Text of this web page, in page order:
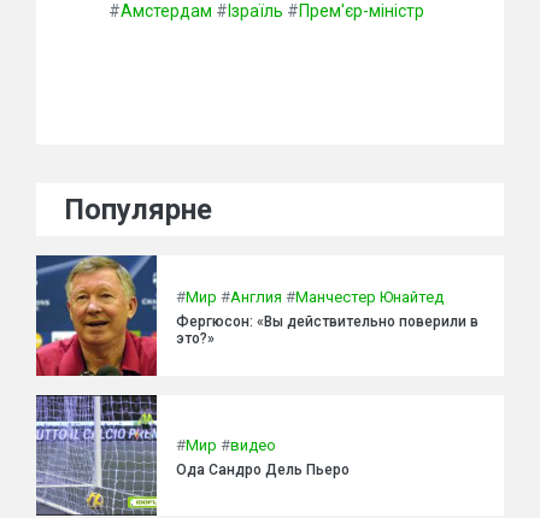
#Амстердам # Ізраїль #Прем'єр-міністр
Популярне
#Мир #Англия #Манчестер Юнайтед
Фергюсон: «Вы действительно поверили в
это?»
#Мир #видео
Ода Сандро Дель Пьеро